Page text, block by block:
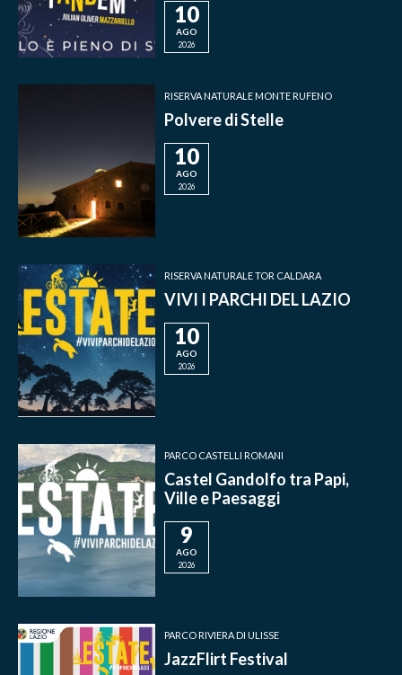
10
AGO
2026
RISERVA NATURALE MONTE RUFENO
Polvere di Stelle
10
AGO
2026
RISERVA NATURALE TOR CALDARA
VIVI I PARCHI DEL LAZIO
10
AGO
2026
PARCO CASTELLI ROMANI
Castel Gandolfo tra Papi,
Ville e Paesaggi
9
AGO
2026
PARCO RIVIERA DI ULISSE
JazzFlirt Festival